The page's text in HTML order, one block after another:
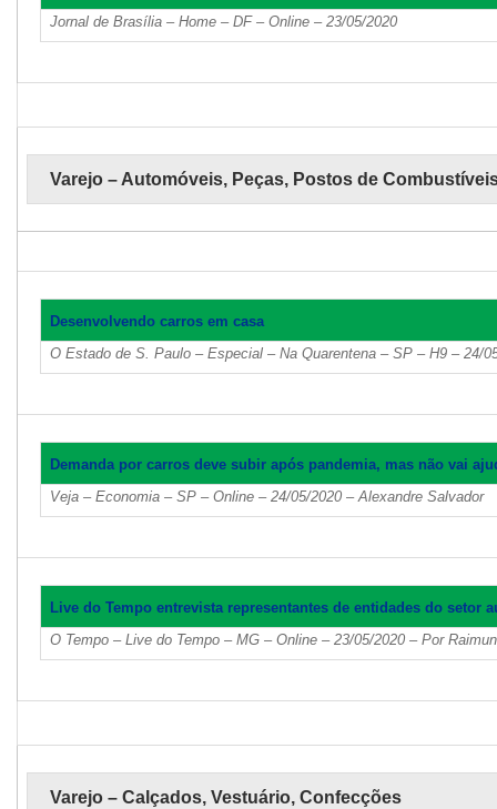
Jornal de Brasília – Home – DF – Online – 23/05/2020
Varejo – Automóveis, Peças, Postos de
Desenvolvendo carros em casa
O Estado de S. Paulo – Especial – Na Quarentena – SP – H9 – 24/
Demanda por carros deve subir após pandemia, mas não vai
Veja – Economia – SP – Online – 24/05/2020 – Alexandre Salvador
Live do Tempo entrevista representantes de entidades do setor
O Tempo – Live do Tempo – MG – Online – 23/05/2020 – Por
Varejo – Calçados, Vestuário, Confecções